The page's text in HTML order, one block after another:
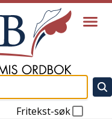
Fritekst-søk